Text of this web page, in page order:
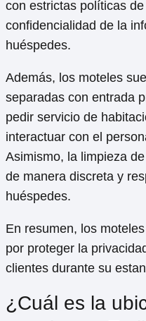
también ofrecen
románticos para parejas
prolongadas.
En definitiva, los
por brindar a sus
placentera durante su
¿Cuál es la
de los moteles
prioridad para los
razón, la mayoría de los
con estrictas políticas
confidencialidad de la